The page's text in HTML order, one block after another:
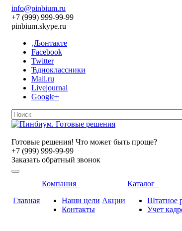
info@pinbium.ru
+7 (999) 999-99-99
pinbium.skype.ru
‚Љонтакте
Facebook
Twitter
Ћдноклассники
Mail.ru
Livejournal
Google+
Готовые решения! Что может быть проще?
+7 (999) 999-99-99
Заказать обратный звонок
Главная
Компания
Наши цели
Контакты
Акции
Каталог
Штатное
Учет